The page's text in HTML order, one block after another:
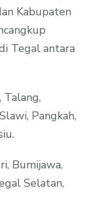
Kabupaten
Tegal antara
Talang,
Pangkah,
Bumijawa,
Selatan,